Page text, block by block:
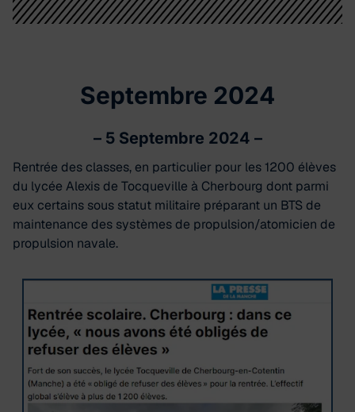
Septembre 2024
– 5 Septembre 2024 –
Rentrée des classes, en particulier pour les 1200 élèves
du lycée Alexis de Tocqueville à Cherbourg dont parmi
eux certains sous statut militaire préparant un BTS de
maintenance des systèmes de propulsion/atomicien de
propulsion navale.